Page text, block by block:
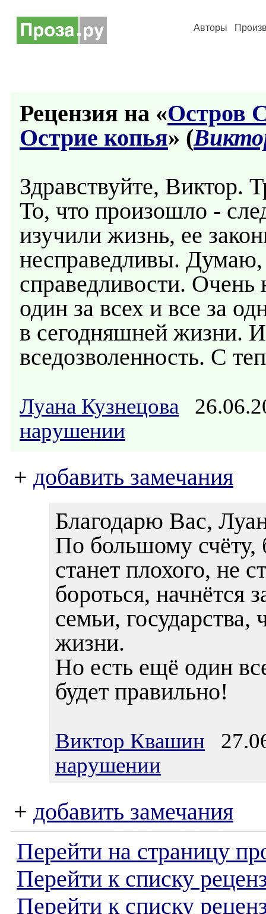
Авторы
Рецензия на «Остров
Острие копья» (
Здравствуйте, Виктор.
То, что произошло -
изучили жизнь, ее
несправедливы. Думаю,
справедливости. Очень
один за всех и все за
в сегодняшней жизни.
вседозволенность. С
Луана Кузнецова
нарушении
+ добавить замечания
Благодарю Вас,
По большому
станет плохого, не
бороться, начнётся
семьи, государства,
жизни.
Но есть ещё один
будет правильно!
Виктор Квашин
нарушении
+ добавить замечания
Перейти на страницу
Перейти к списку
Перейти к списку